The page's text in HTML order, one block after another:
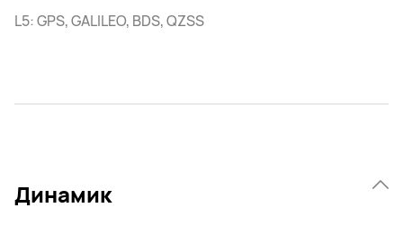
L5: GPS, GALILEO, BDS, QZSS
Динамик